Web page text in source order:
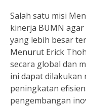
Salah satu misi
kinerja BUMN
yang lebih besar
Menurut Erick
secara global dan
ini dapat
peningkatan
pengembangan